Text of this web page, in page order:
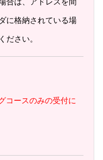
合は、アドレスを間
に格納されている場
ださい。
コースのみの受付に